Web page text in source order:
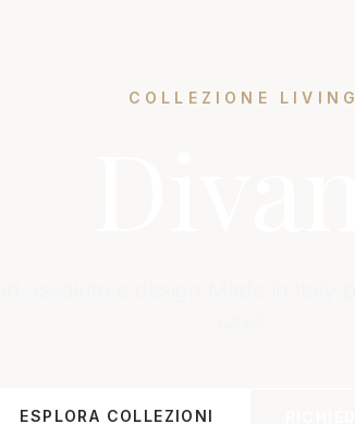
COLLEZIONE LIVING
ESPLORA COLLEZIONI